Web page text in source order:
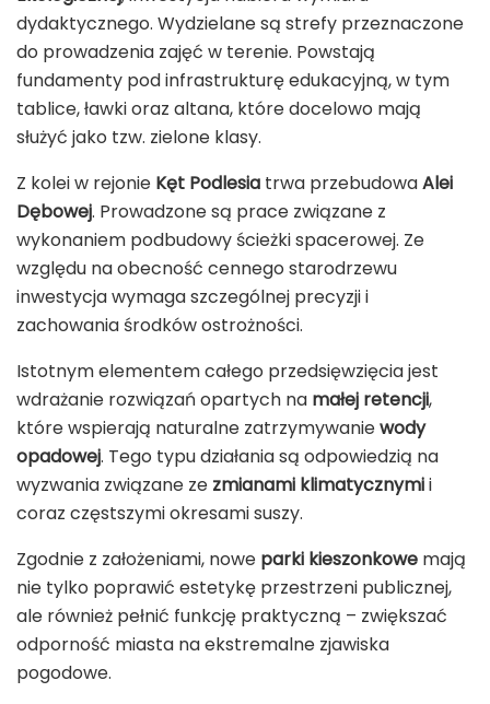
dydaktycznego. Wydzielane są strefy przeznaczone
do prowadzenia zajęć w terenie. Powstają
fundamenty pod infrastrukturę edukacyjną, w tym
tablice, ławki oraz altana, które docelowo mają
służyć jako tzw. zielone klasy.
Z kolei w rejonie Kęt Podlesia trwa przebudowaAlei
Dębowej. Prowadzone są prace związane z
wykonaniem podbudowy ścieżki spacerowej. Ze
względu na obecność cennego starodrzewu
inwestycja wymaga szczególnej precyzji i
zachowania środków ostrożności.
Istotnym elementem całego przedsięwzięcia jest
wdrażanie rozwiązań opartych na małej retencji,
które wspierają naturalne zatrzymywaniewody
opadowej. Tego typu działania są odpowiedzią na
wyzwania związane ze zmianami klimatycznymii
coraz częstszymi okresami suszy.
Zgodnie z założeniami, nowe parki kieszonkowe mają
nie tylko poprawić estetykę przestrzeni publicznej,
ale również pełnić funkcję praktyczną – zwiększać
odporność miasta na ekstremalne zjawiska
pogodowe.